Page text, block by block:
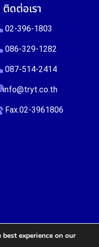
ติดต่อเรา
02-396-1803
086-329-1282
087-514-2414
info@tryt.co.th
Fax.02-3961806
experience on our